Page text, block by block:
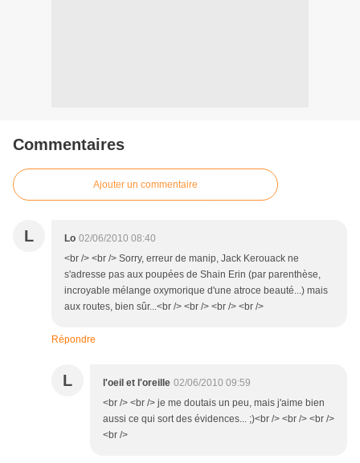
Commentaires
Ajouter un commentaire
L Lo 02/06/2010 08:40
<br /> <br /> Sorry, erreur de manip, Jack Kerouack ne
s'adresse pas aux poupées de Shain Erin (par parenthèse,
incroyable mélange oxymorique d'une atroce beauté...) mais
aux routes, bien sûr...<br /> <br /> <br /> <br />
Répondre
L l'oeil et l'oreille 02/06/2010 09:59
<br /> <br /> je me doutais un peu, mais j'aime bien
aussi ce qui sort des évidences... ;)<br /> <br /> <br />
<br />